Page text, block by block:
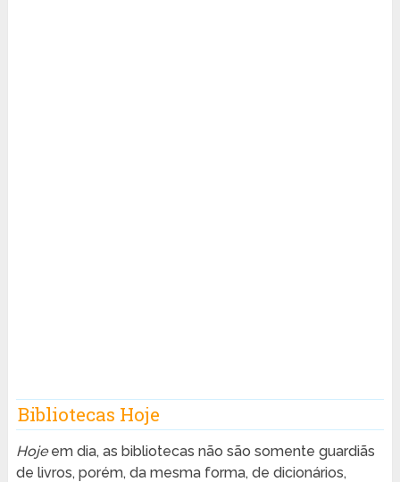
Bibliotecas Hoje
Hojeem dia, as bibliotecas não são somente guardiãs
de livros, porém, da mesma forma, de dicionários,